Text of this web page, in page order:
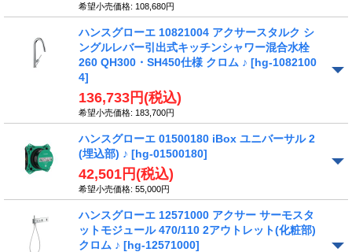
希望小売価格: 108,680円
ハンスグローエ 10821004 アクサースタルク シ
ングルレバー引出式キッチンシャワー混合水栓
260 QH300・SH450仕様 クロム ♪ [hg-1082100
4]
136,733円 (税込)
希望小売価格: 183,700円
ハンスグローエ 01500180 iBox ユニバーサル 2
(埋込部) ♪ [hg-01500180]
42,501円 (税込)
希望小売価格: 55,000円
ハンスグローエ 12571000 アクサー サーモスタ
ットモジュール 470/110 2アウトレット(化粧部)
クロム ♪ [hg-12571000]